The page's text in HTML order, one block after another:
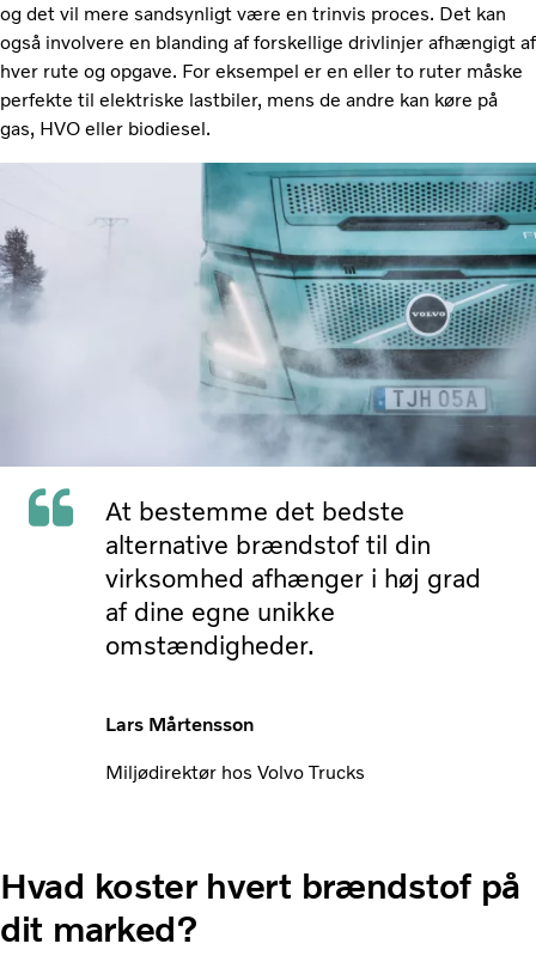
og det vil mere sandsynligt være en trinvis proces. Det kan
også involvere en blanding af forskellige drivlinjer afhængigt af
hver rute og opgave. For eksempel er en eller to ruter måske
perfekte til elektriske lastbiler, mens de andre kan køre på
gas, HVO eller biodiesel.
At bestemme det bedste
alternative brændstof til din
virksomhed afhænger i høj grad
af dine egne unikke
omstændigheder.
Lars Mårtensson
Miljødirektør hos Volvo Trucks
Hvad koster hvert brændstof på
dit marked?